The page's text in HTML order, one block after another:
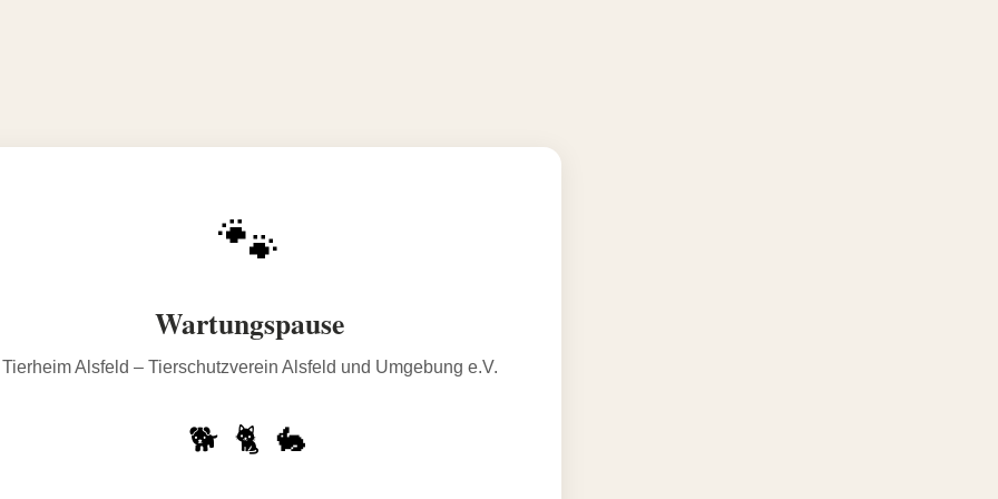
🐾
Wartungspause
Tierheim Alsfeld – Tierschutzverein Alsfeld und Umgebung e.V.
🐕 🐈 🐇